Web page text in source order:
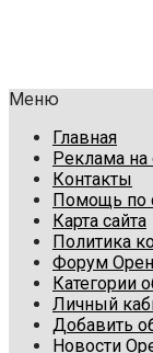
Меню
Главная
Реклама на
Контакты
Помощь по
Карта сайта
Политика
Форум
Категории
Личный
Добавить
Новости